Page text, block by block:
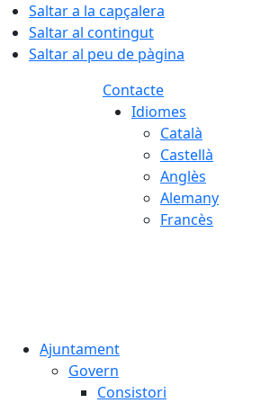
Saltar a la capçalera
Saltar al contingut
Saltar al peu de pàgina
Contacte
Idiomes
Català
Castellà
Anglès
Alemany
Francès
Ajuntament
Govern
Consistori